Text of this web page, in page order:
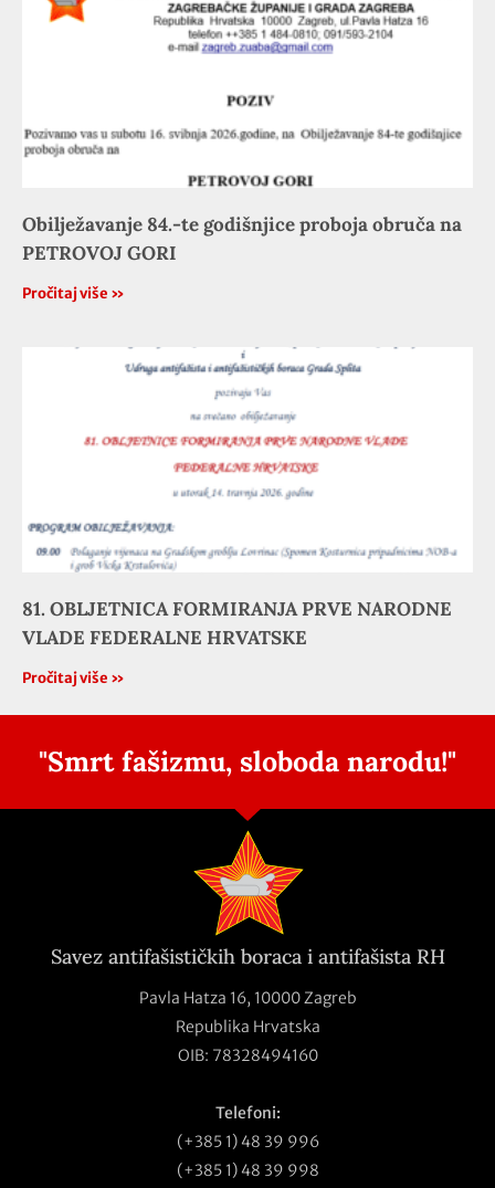
Obilježavanje 84.-te godišnjice proboja obruča na
PETROVOJ GORI
Pročitaj više »
81. OBLJETNICA FORMIRANJA PRVE NARODNE
VLADE FEDERALNE HRVATSKE
Pročitaj više »
"Smrt fašizmu, sloboda narodu!"
Savez antifašističkih boraca i antifašista RH
Pavla Hatza 16, 10000 Zagreb
Republika Hrvatska
OIB: 78328494160
Telefoni:
(+385 1) 48 39 996
(+385 1) 48 39 998